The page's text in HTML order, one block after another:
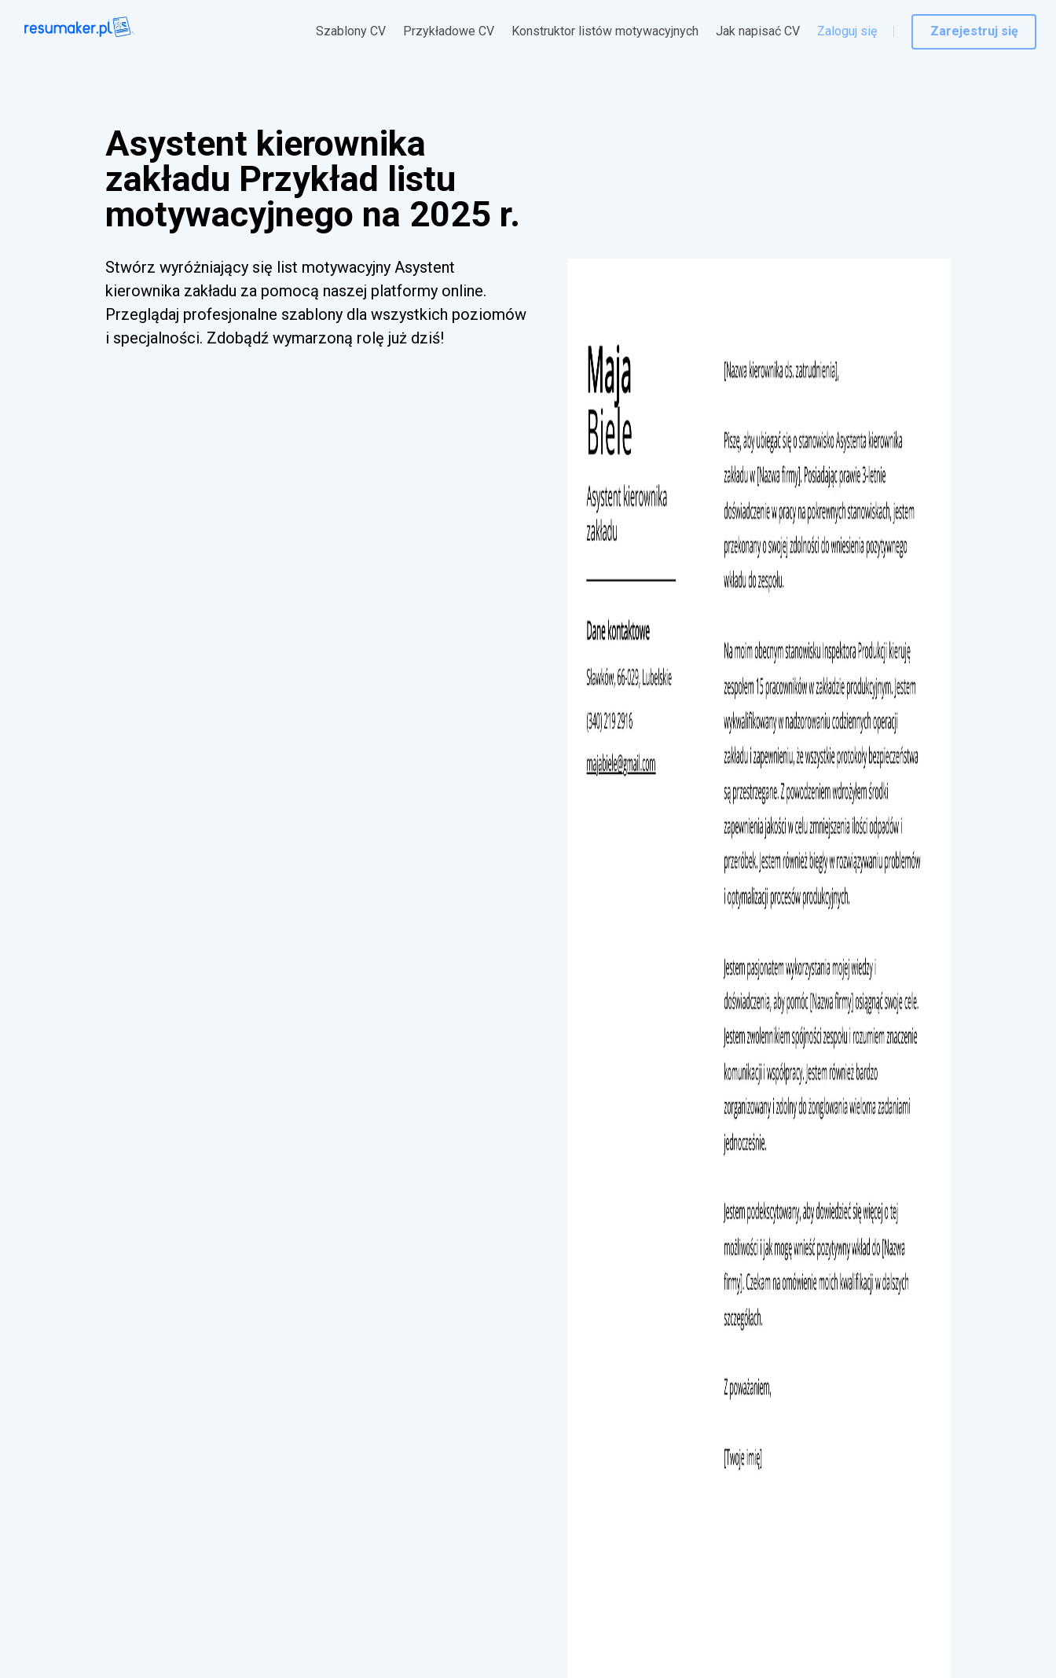
Szablony CV Przykładowe CV Konstruktor listów motywacyjnych Jak napisać CV Zaloguj się Zarejestruj się
Asystent kierownika
zakładu Przykład listu
motywacyjnego na 2025 r.
Stwórz wyróżniający się list motywacyjny Asystent
kierownika zakładu za pomocą naszej platformy online.
Przeglądaj profesjonalne szablony dla wszystkich poziomów
i specjalności. Zdobądź wymarzoną rolę już dziś!